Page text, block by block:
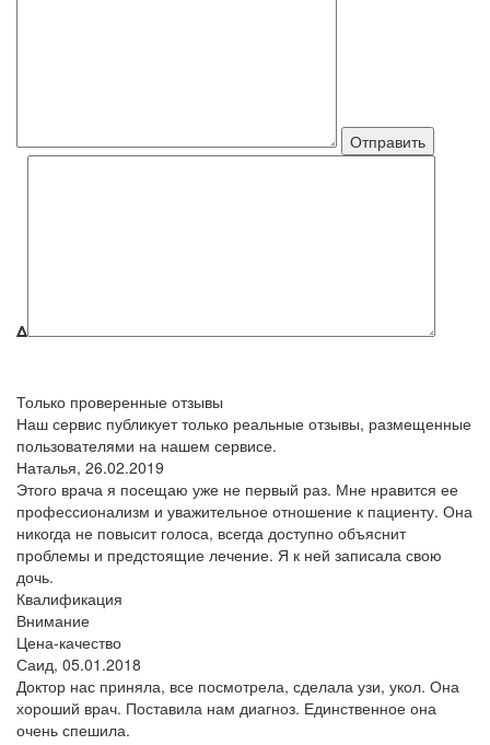
Δ
Только проверенные отзывы
Наш сервис публикует только реальные отзывы, размещенные
пользователями на нашем сервисе.
Наталья, 26.02.2019
Этого врача я посещаю уже не первый раз. Мне нравится ее
профессионализм и уважительное отношение к пациенту. Она
никогда не повысит голоса, всегда доступно объяснит
проблемы и предстоящие лечение. Я к ней записала свою
дочь.
Квалификация
Внимание
Цена-качество
Саид, 05.01.2018
Доктор нас приняла, все посмотрела, сделала узи, укол. Она
хороший врач. Поставила нам диагноз. Единственное она
очень спешила.